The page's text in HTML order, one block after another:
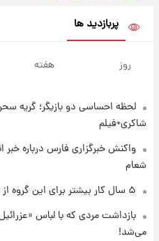
قیمت‌ها
۱ روز پیش
پشت پرده
درباره
پربازدید ها
روز هفته
لحظه احساسی دو بازیگر؛ گریه
شاکری+فیلم
واکنش خبرگزاری فارس درباره
شعام
۵ سال کار بیشتر برای این گروه از متقاضیان بازنشستگی
بازداشت مردی که با لباس
می‌شد!